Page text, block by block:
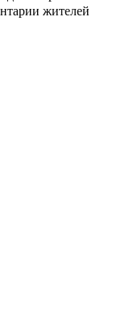
жителей